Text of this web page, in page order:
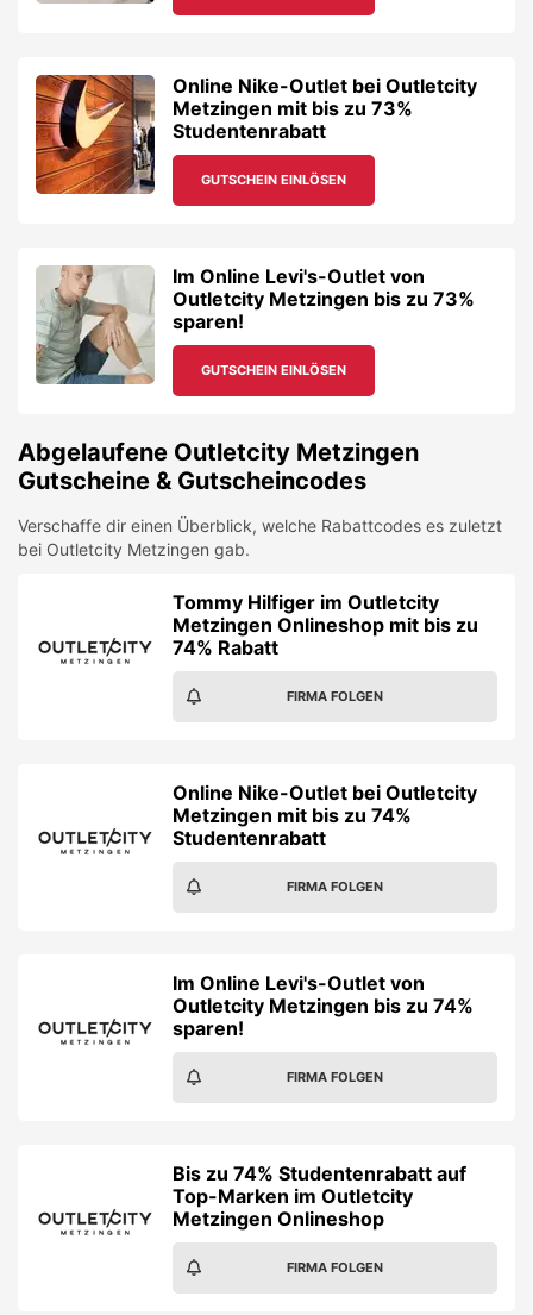
Online Nike-Outlet bei Outletcity
Metzingen mit bis zu 73%
Studentenrabatt
GUTSCHEIN EINLÖSEN
Im Online Levi's-Outlet von
Outletcity Metzingen bis zu 73%
sparen!
GUTSCHEIN EINLÖSEN
Abgelaufene Outletcity Metzingen
Gutscheine & Gutscheincodes
Verschaffe dir einen Überblick, welche Rabattcodes es zuletzt
bei Outletcity Metzingen gab.
Tommy Hilfiger im Outletcity
Metzingen Onlineshop mit bis zu
74% Rabatt
FIRMA FOLGEN
Online Nike-Outlet bei Outletcity
Metzingen mit bis zu 74%
Studentenrabatt
FIRMA FOLGEN
Im Online Levi's-Outlet von
Outletcity Metzingen bis zu 74%
sparen!
FIRMA FOLGEN
Bis zu 74% Studentenrabatt auf
Top-Marken im Outletcity
Metzingen Onlineshop
FIRMA FOLGEN